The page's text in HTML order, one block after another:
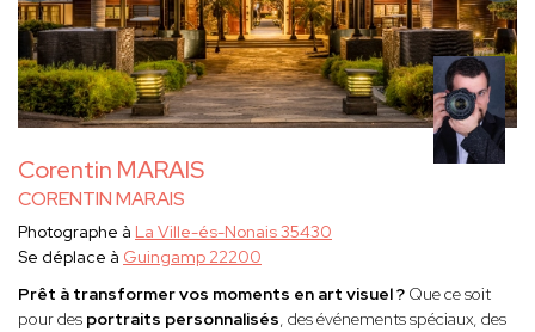
Corentin MARAIS
CORENTIN MARAIS
Photographe à La Ville-és-Nonais 35430
Se déplace à Guingamp 22200
Prêt à transformer vos moments en art visuel ? Que ce soit
pour des portraits personnalisés, des événements spéciaux, des